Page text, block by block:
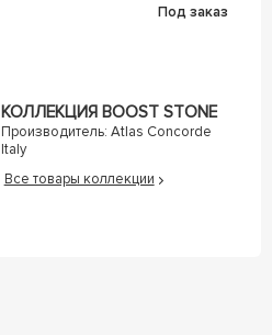
Под заказ
КОЛЛЕКЦИЯ BOOST STONE
Производитель: Atlas Concorde
Italy
Все товары коллекции